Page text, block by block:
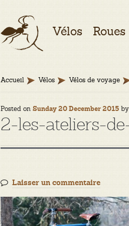
Aller
Aller
au
Vélos Roues
Accueil Vélos Vélos de voyage
Posted onSunday 20 December 2015
2-les-ateliers-
Laisser un commentaire